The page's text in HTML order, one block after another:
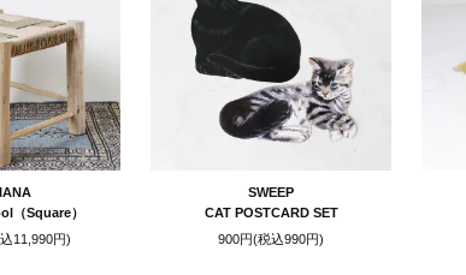
（Square）
11,990円)
SWEEP
CAT POSTCARD SET
900円(税込990円)